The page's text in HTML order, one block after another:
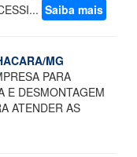
Saiba mais
MG
PARA
E DESMONTAGEM
ATENDER AS